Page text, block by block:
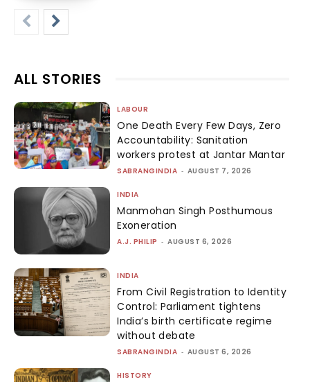
ALL STORIES
LABOUR
One Death Every Few Days, Zero
Accountability: Sanitation
workers protest at Jantar Mantar
SABRANGINDIA - AUGUST 7, 2026
INDIA
Manmohan Singh Posthumous
Exoneration
A.J. PHILIP - AUGUST 6, 2026
INDIA
From Civil Registration to Identity
Control: Parliament tightens
India’s birth certificate regime
without debate
SABRANGINDIA - AUGUST 6, 2026
HISTORY